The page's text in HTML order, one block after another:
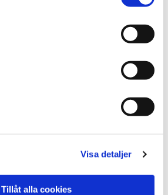
Visa detaljer
Tillåt alla cookies